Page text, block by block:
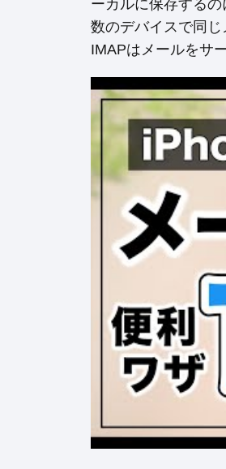
ーカルに保存する
数のデバイスで同じ
IMAPはメールをサ